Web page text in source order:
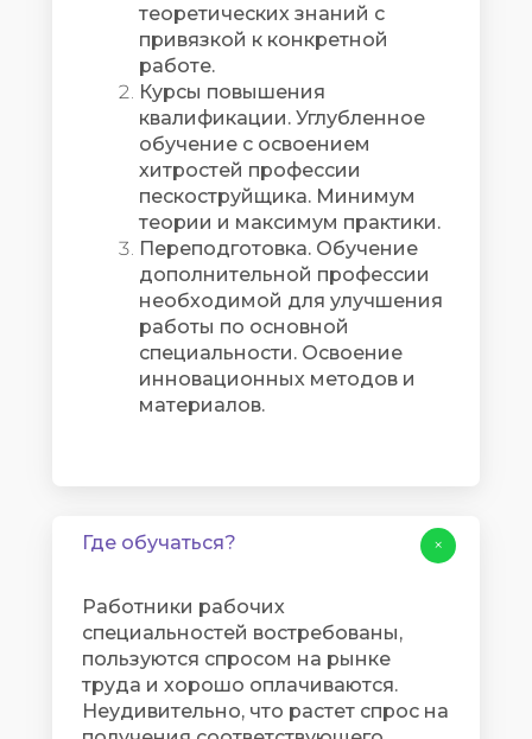
теоретических знаний с
привязкой к конкретной
работе.
Курсы повышения
квалификации. Углубленное
обучение с освоением
хитростей профессии
пескоструйщика. Минимум
теории и максимум практики.
Переподготовка. Обучение
дополнительной профессии
необходимой для улучшения
работы по основной
специальности. Освоение
инновационных методов и
материалов.
Где обучаться?
Работники рабочих
специальностей востребованы,
пользуются спросом на рынке
труда и хорошо оплачиваются.
Неудивительно, что растет спрос на
+